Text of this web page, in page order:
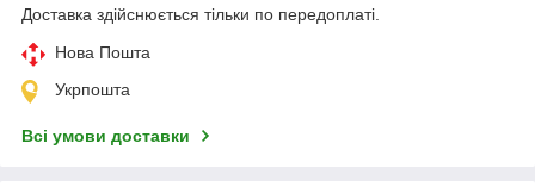
Доставка здійснюється тільки по передоплаті.
Нова Пошта
Укрпошта
Всі умови доставки